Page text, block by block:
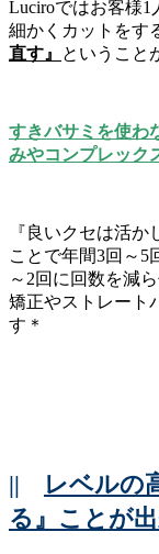
Luciroではお客様1
細かくカットをす
直す』
ということ
すきバサミを使わ
みやコンプレック
『良いクセは活
ことで年間3回～5
～2回に回数を減
矯正やストレート
す＊
||
レベルの
る』ことが